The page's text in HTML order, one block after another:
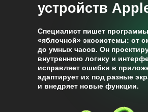
Специалист пишет
«яблочной» экосистемы: от
до умных часов. Он
внутреннюю логику и
исправляет ошибки в
адаптирует их под разные
и внедряет новые функции.
устройств